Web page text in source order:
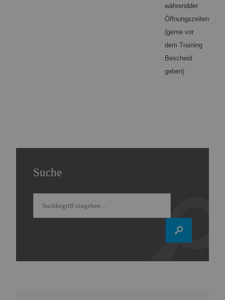
währendder
Öffnungszeiten
(gerne vor
dem Training
Bescheid
geben)
Suche